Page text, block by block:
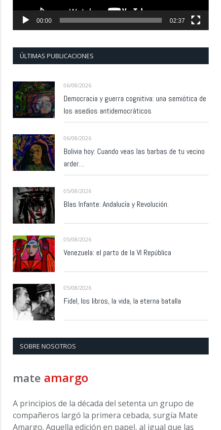
00:00 02:37
ÚLTIMAS PUBLICACIONES
06/08/2026
Democracia y guerra cognitiva: una semiótica de
los asedios antidemocráticos
06/08/2026
Bolivia hoy: Cuando veas las barbas de tu vecino
arder…
05/08/2026
Blas Infante: Andalucía y Revolución.
05/08/2026
Venezuela: el parto de la VI República
05/08/2026
Fidel, los libros, la vida, la eterna batalla
SOBRE NOSOTROS
mate amargo
A principios de la década del setenta un grupo de
compañeros largó la primera cebada, surgía Mate
Amargo. Aquella edición en papel, al igual que las